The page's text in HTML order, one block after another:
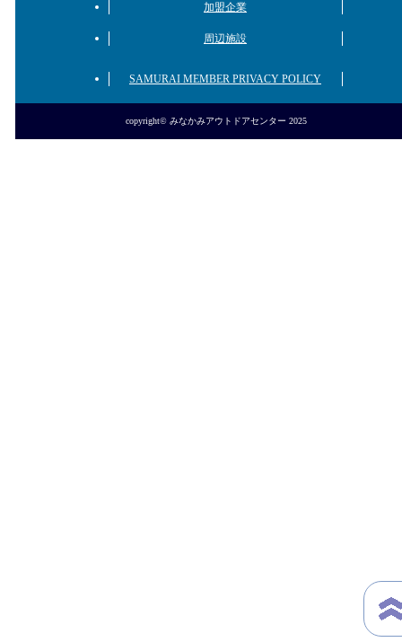
加盟企業
周辺施設
SAMURAI MEMBER PRIVACY POLICY
copyright© みなかみアウトドアセンター 2025